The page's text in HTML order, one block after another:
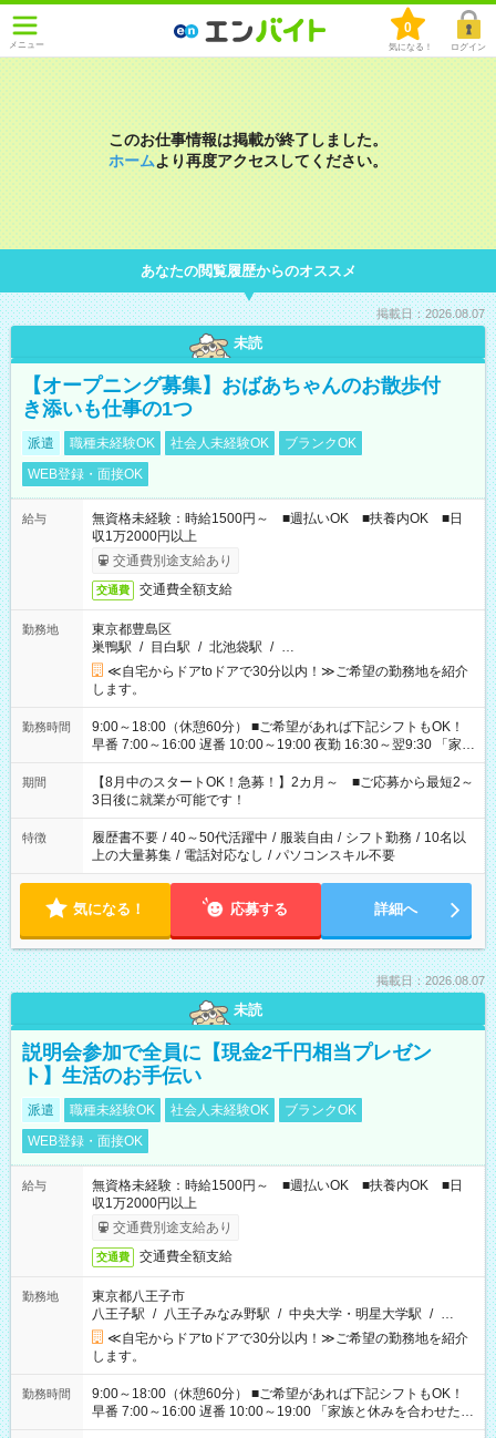
メニュー
0
気になる！ ログイン
このお仕事情報は掲載が終了しました。
ホームより再度アクセスしてください。
あなたの閲覧履歴からのオススメ
掲載日：2026.08.07
未読
【オープニング募集】おばあちゃんのお散歩付
き添いも仕事の1つ
派遣 職種未経験OK 社会人未経験OK
ブランクOK
WEB登録・面接OK
給与
無資格未経験：時給1500円～ ■週払いOK ■扶養内OK ■日
収1万2000円以上
交通費別途支給あり
交通費 交通費全額支給
勤務地
東京都豊島区
巣鴨駅 / 目白駅 / 北池袋駅 / …
≪自宅からドアtoドアで30分以内！≫ご希望の勤務地を紹介
します。
勤務時間
9:00～18:00（休憩60分） ■ご希望があれば下記シフトもOK！
早番 7:00～16:00 遅番 10:00～19:00 夜勤 16:30～翌9:30 「家族
と休みを合わせたい」 「余裕を持って夕飯の準備がしたい」
「できれば残業はしたくない」 など、ご希望を教えてください
ね。 ※Wワーク希望の方へ 今ご覧のお仕事で希望する勤務時間
と、もう1つのお仕事の勤務時間。 合計で週40時間を超える場
合は応募できません。
期間
【8月中のスタートOK！急募！】2カ月～ ■ご応募から最短2～
3日後に就業が可能です！
特徴 履歴書不要 / 40～50代活躍中 / 服装自由 / シフト勤務 / 10名以
上の大量募集 / 電話対応なし / パソコンスキル不要
気になる！ 応募する 詳細へ
掲載日：2026.08.07
未読
説明会参加で全員に【現金2千円相当プレゼン
ト】生活のお手伝い
派遣 職種未経験OK 社会人未経験OK
ブランクOK
WEB登録・面接OK
給与
無資格未経験：時給1500円～ ■週払いOK ■扶養内OK ■日
収1万2000円以上
交通費別途支給あり
交通費 交通費全額支給
勤務地
東京都八王子市
八王子駅 / 八王子みなみ野駅 / 中央大学・明星大学駅 / …
≪自宅からドアtoドアで30分以内！≫ご希望の勤務地を紹介
します。
勤務時間
9:00～18:00（休憩60分） ■ご希望があれば下記シフトもOK！
早番 7:00～16:00 遅番 10:00～19:00 「家族と休みを合わせた
い」 「余裕を持って夕飯の準備がしたい」 「できれば残業はし